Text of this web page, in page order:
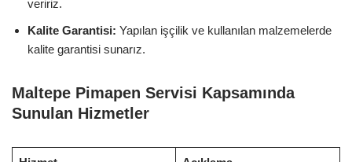
veririz.
Kalite Garantisi: Yapılan işçilik ve kullanılan malzemelerde
kalite garantisi sunarız.
Maltepe Pimapen Servisi Kapsamında
Sunulan Hizmetler